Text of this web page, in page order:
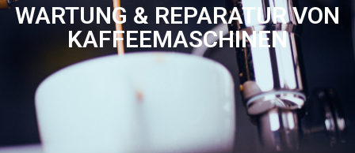
WARTUNG & REPARATUR VON
KAFFEEMASCHINEN​